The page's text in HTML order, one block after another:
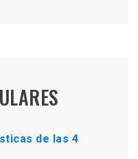
de las 4